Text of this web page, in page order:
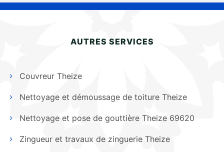
AUTRES SERVICES
Couvreur Theize
Nettoyage et démoussage de toiture Theize
Nettoyage et pose de gouttière Theize 69620
Zingueur et travaux de zinguerie Theize